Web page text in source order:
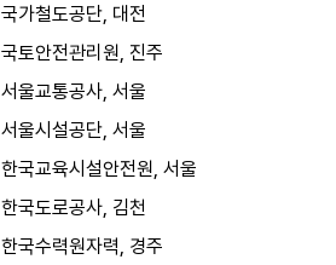
국가철도공단, 대전
국토안전관리원, 진주
서울교통공사, 서울
서울시설공단, 서울
한국교육시설안전원, 서울
한국도로공사, 김천
한국수력원자력, 경주